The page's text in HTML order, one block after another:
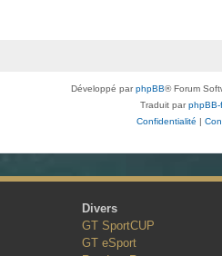
Développé parphpBB® Forum
Traduit parphpBB-
Confidentialité
Divers
GT SportCUP
GT eSport